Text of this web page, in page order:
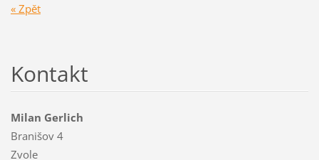
« Zpět
Kontakt
Milan Gerlich
Branišov 4
Zvole